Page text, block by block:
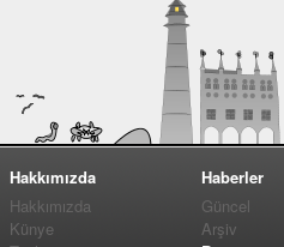
Hakkımızda
Hakkımızda
Künye
Haberler
Güncel
Arşiv